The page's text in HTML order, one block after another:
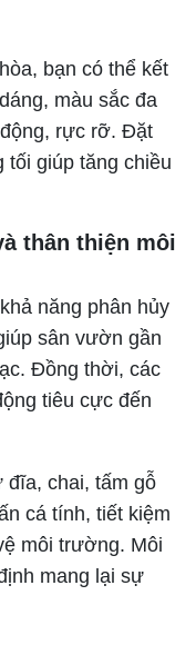
bạn có thể kết
màu sắc đa
rực rỡ. Đặt
tối giúp tăng chiều
thân thiện môi
năng phân hủy
sân vườn gần
Đồng thời, các
tiêu cực đến
đĩa, chai, tấm gỗ
cá tính, tiết kiệm
môi trường. Môi
mang lại sự